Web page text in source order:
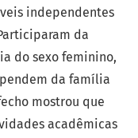
independentes
da
do sexo feminino,
da família
mostrou que
acadêmicas